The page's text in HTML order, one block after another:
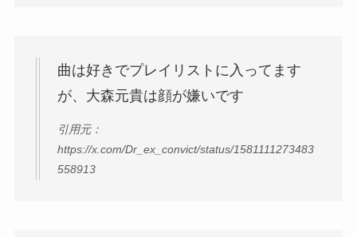
曲は好きでプレイリストに入ってます
が、大森元貴は顔が嫌いです
引用元：
https://x.com/Dr_ex_convict/status/1581111273483
558913